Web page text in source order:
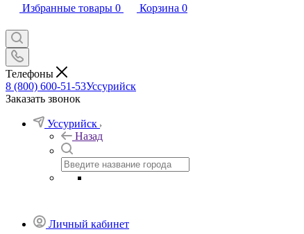
Избранные товары 0 Корзина 0
Телефоны
8 (800) 600-51-53Уссурийск
Заказать звонок
Уссурийск
Назад
Личный кабинет